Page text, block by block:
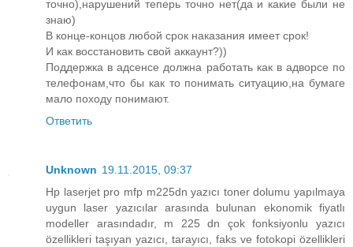
точно),нарушений теперь точно нет(да и какие были не
знаю)
В конце-концов любой срок наказания имеет срок!
И как восстановить свой аккаунт?))
Поддержка в адсенсе должна работать как в адворсе по
телефонам,что бы как то понимать ситуацию,на бумаге
мало походу понимают.
Ответить
Unknown 19.11.2015, 09:37
Hp laserjet pro mfp m225dn yazıcı toner dolumu yapılmaya
uygun laser yazıcılar arasında bulunan ekonomik fiyatlı
modeller arasındadır, m 225 dn çok fonksiyonlu yazıcı
özellikleri taşıyan yazıcı, tarayıcı, faks ve fotokopi özellikleri